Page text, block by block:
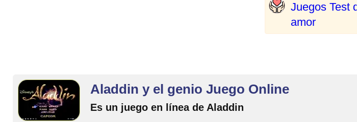
Juegos Test
amor
Aladdin y el genio Juego Online
Es un juego en línea de Aladdin